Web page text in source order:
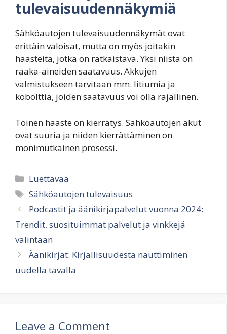
tulevaisuudennäkymiä
Sähköautojen tulevaisuudennäkymät ovat
erittäin valoisat, mutta on myös joitakin
haasteita, jotka on ratkaistava. Yksi niistä on
raaka-aineiden saatavuus. Akkujen
valmistukseen tarvitaan mm. litiumia ja
kobolttia, joiden saatavuus voi olla rajallinen.
Toinen haaste on kierrätys. Sähköautojen akut
ovat suuria ja niiden kierrättäminen on
monimutkainen prosessi.
Categories
Luettavaa
Tags
Sähköautojen tulevaisuus
Podcastit ja äänikirjapalvelut vuonna 2024:
Trendit, suosituimmat palvelut ja vinkkejä
valintaan
Äänikirjat: Kirjallisuudesta nauttiminen
uudella tavalla
Leave a Comment